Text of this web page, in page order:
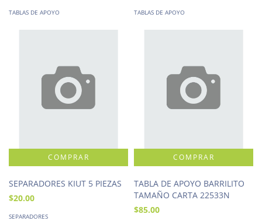
TABLAS DE APOYO TABLAS DE APOYO
SEPARADORES KIUT 5 PIEZAS
$20.00
SEPARADORES
TABLA DE APOYO BARRILITO
TAMAÑO CARTA 22533N
$85.00